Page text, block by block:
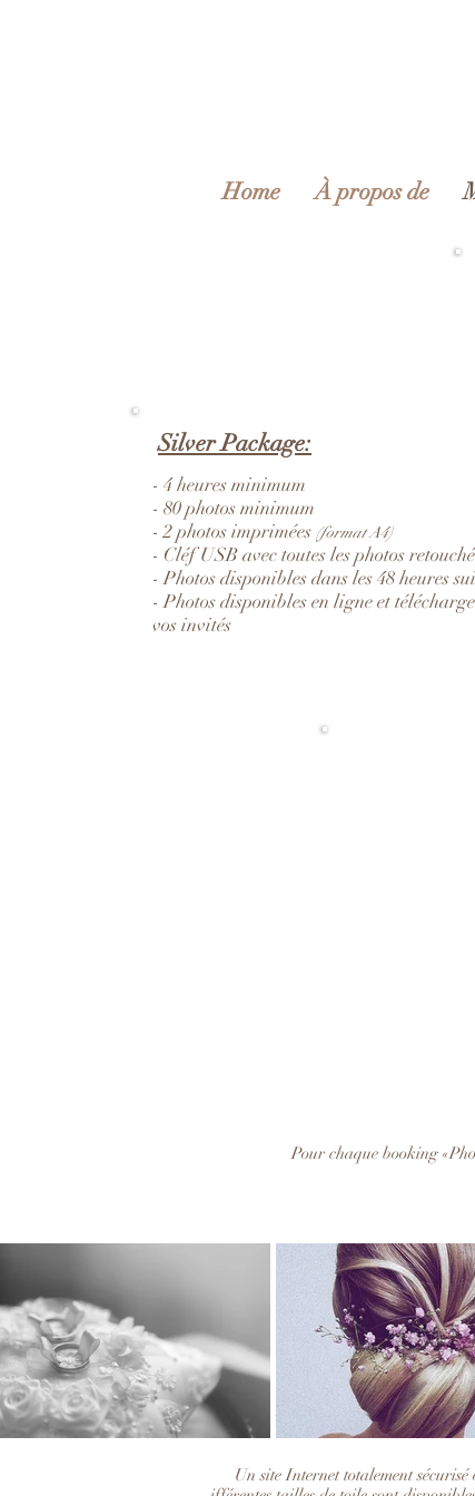
Home À propos de
Silver Package:
- 4 heures minimum
- 80 photos minimum
- 2 photos imprimées (format A4)
- Cléf USB avec toutes les photos
- Photos disponibles dans les 48 heures
- Photos disponibles en ligne et
vos invités
Pour chaque booking
Un site Internet totalement